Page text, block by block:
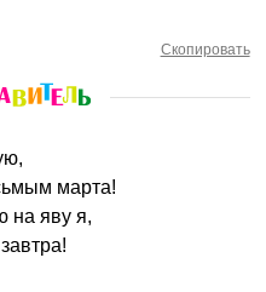
Скопировать
марта!
на яву я,